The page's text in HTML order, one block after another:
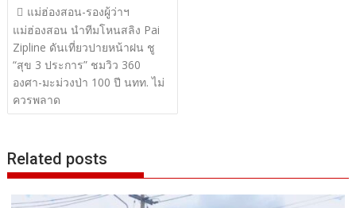
แนะแนว
เรื่อง
แม่ฮ่องสอน-รองผู้ว่าฯ
แม่ฮ่องสอน นำทีมโหนสลิง Pai
Zipline ดันเที่ยวปายหน้าฝน ชู
“สุข 3 ประการ” ชมวิว 360
องศา-มะม่วงป่า 100 ปี นทท. ไม่
ควรพลาด
Related posts